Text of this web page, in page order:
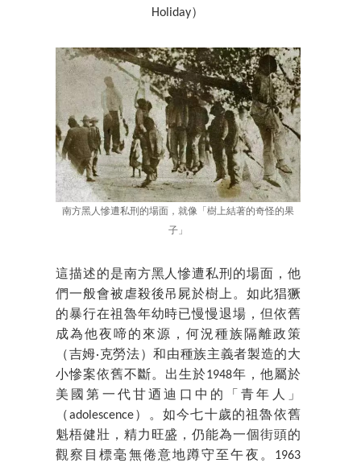
Holiday）
南方黑人慘遭私刑的場面，就像「樹上結著的奇怪的果
子」
這描述的是南方黑人慘遭私刑的場面，他
們一般會被虐殺後吊屍於樹上。如此猖獗
的暴行在祖魯年幼時已慢慢退場，但依舊
成為他夜啼的來源，何況種族隔離政策
（吉姆·克勞法）和由種族主義者製造的大
小慘案依舊不斷。出生於1948年，他屬於
美國第一代甘迺迪口中的「青年人」
（adolescence）。如今七十歲的祖魯依舊
魁梧健壯，精力旺盛，仍能為一個街頭的
觀察目標毫無倦意地蹲守至午夜。1963